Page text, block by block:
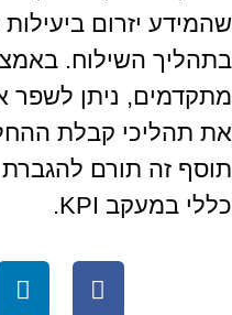
שהמידע יזרום
בתהליך השילוח.
מתקדמים, ניתן לשפר
את תהליכי קבלת
תוסף זה תורם להגברת
כללי במעקב KPI.